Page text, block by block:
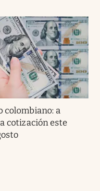
colombiano: a
cotización este